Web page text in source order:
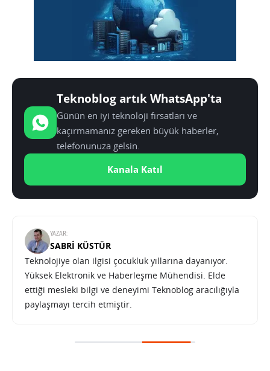
Teknoblog artık WhatsApp'ta
Günün en iyi teknoloji fırsatları ve
kaçırmamanız gereken büyük haberler,
telefonunuza gelsin.
Kanala Katıl
YAZAR:
SABRI KÜSTÜR
Teknolojiye olan ilgisi çocukluk yıllarına dayanıyor.
Yüksek Elektronik ve Haberleşme Mühendisi. Elde
ettiği mesleki bilgi ve deneyimi Teknoblog aracılığıyla
paylaşmayı tercih etmiştir.